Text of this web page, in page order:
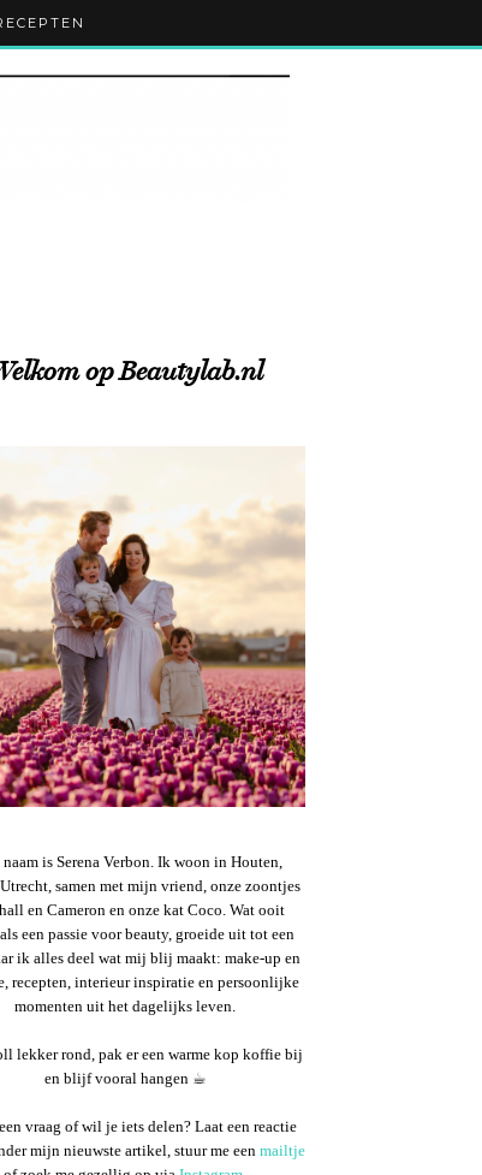
op Beautylab.nl
is Serena Verbon. Ik woon in Houten,
samen met mijn vriend, onze zoontjes
en Cameron en onze kat Coco. Wat ooit
een passie voor beauty, groeide uit tot een
ik alles deel wat mij blij maakt: make-up en
recepten, interieur inspiratie en persoonlijke
momenten uit het dagelijks leven.
lekker rond, pak er een warme kop koffie bij
en blijf vooral hangen ☕︎
vraag of wil je iets delen? Laat een reactie
mijn nieuwste artikel, stuur me een mailtje